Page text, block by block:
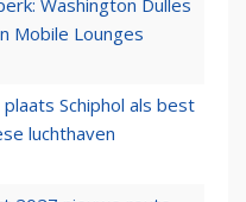
Washington Dulles
Mobile Lounges
Schiphol als best
luchthaven